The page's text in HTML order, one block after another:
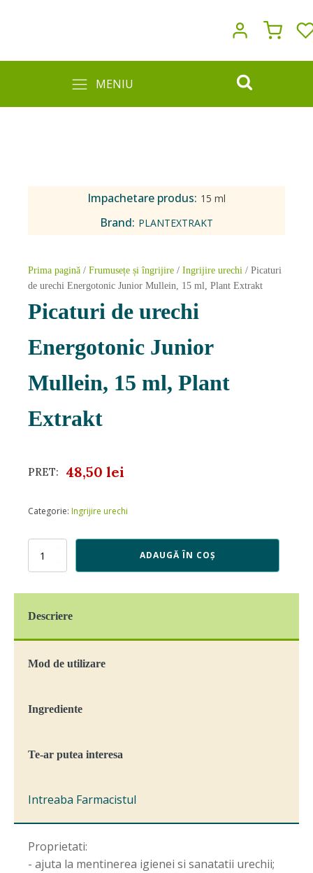
MENIU
Impachetare produs: 15 ml
Brand: PLANTEXTRAKT
Prima pagină / Frumusețe și îngrijire / Ingrijire urechi / Picaturi
de urechi Energotonic Junior Mullein, 15 ml, Plant Extrakt
Picaturi de urechi
Energotonic Junior
Mullein, 15 ml, Plant
Extrakt
PRET: 48,50 lei
Categorie: Ingrijire urechi
Cantitate
urechi
Junior
15
ml,
Plant
ADAUGĂ ÎN COȘ
Descriere
Mod de utilizare
Ingrediente
Te-ar putea interesa
Intreaba Farmacistul
Proprietati:
- ajuta la mentinerea igienei si sanatatii urechii;